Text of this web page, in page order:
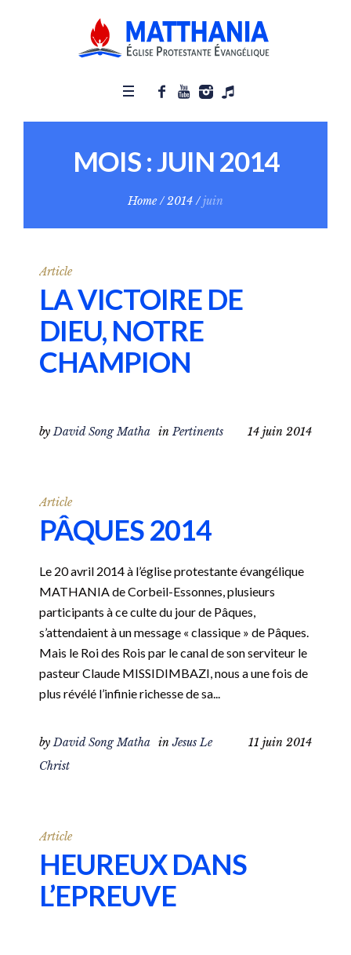
MOIS :JUIN 2014
Home /2014 /juin
Article
LA VICTOIRE DE
DIEU, NOTRE
CHAMPION
14 juin 2014
byDavid Song Matha inPertinents
Article
PÂQUES 2014
Le 20 avril 2014 à l’église protestante évangélique
MATHANIA de Corbeil-Essonnes, plusieurs
participants à ce culte du jour de Pâques,
s’attendaient à un message « classique » de Pâques.
Mais le Roi des Rois par le canal de son serviteur le
pasteur Claude MISSIDIMBAZI, nous a une fois de
plus révélé l’infinie richesse de sa...
11 juin 2014
byDavid Song Matha inJesus Le
Christ
Article
HEUREUX DANS
L’EPREUVE